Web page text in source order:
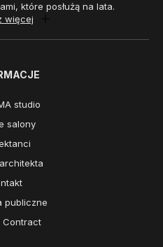
które posłużą na lata.
więcej
studio
salony
publiczne
Contract